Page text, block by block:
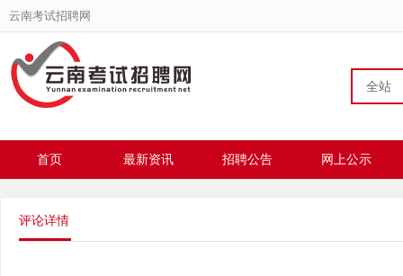
云南考试招聘网
全站
首页 最新资讯 招聘公告 网上公示
评论详情